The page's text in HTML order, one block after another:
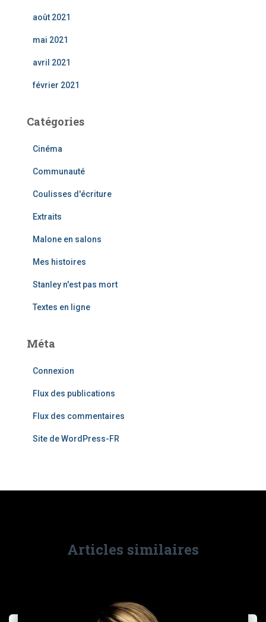
août 2021
mai 2021
avril 2021
février 2021
Catégories
Cinéma
Communauté
Coulisses d'écriture
Extraits
Malone en salons
Mes histoires
Stanley n'est pas mort
Textes en ligne
Méta
Connexion
Flux des publications
Flux des commentaires
Site de WordPress-FR
Articles similaires